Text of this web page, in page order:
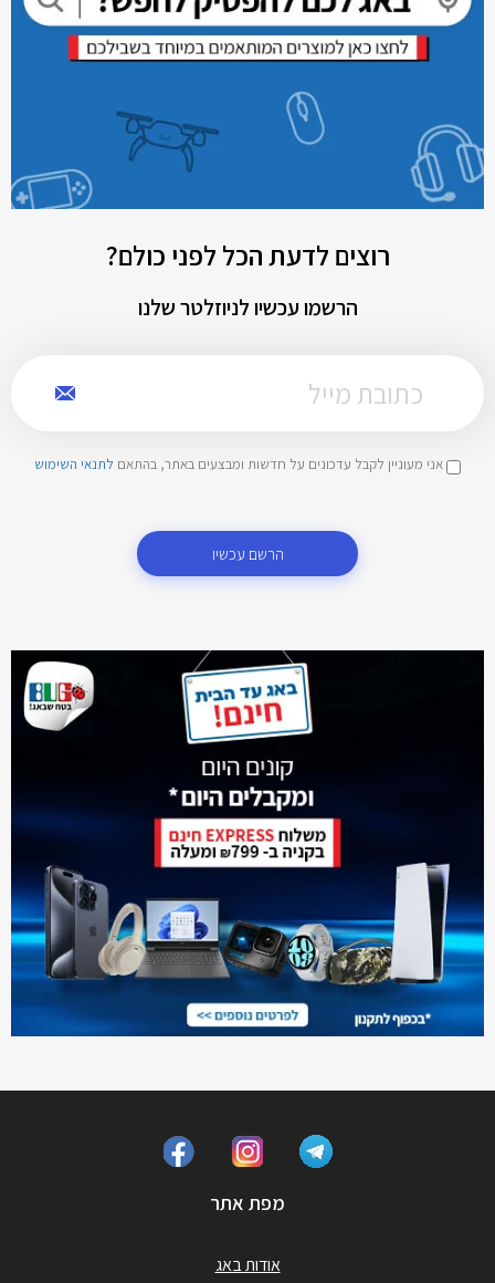
רוצים לדעת הכל לפני כולם?
הרשמו עכשיו לניוזלטר שלנו
אני מעוניין לקבל עדכונים על חדשות ומבצעים באתר, בהתאם לתנאי השימוש
הרשם עכשיו
מפת אתר
אודות באג